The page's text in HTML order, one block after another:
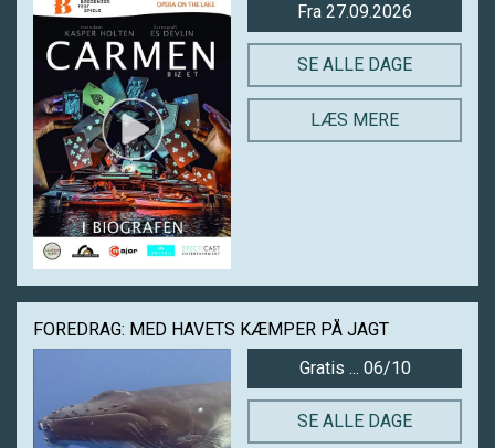
Fra 27.09.2026
SE ALLE DAGE
LÆS MERE
FOREDRAG: MED HAVETS KÆMPER PÅ JAGT
Gratis ... 06/10
SE ALLE DAGE